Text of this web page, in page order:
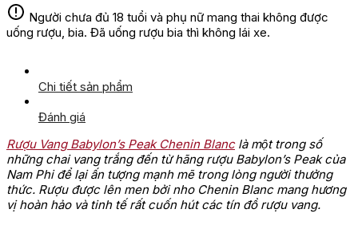
Người chưa đủ 18 tuổi và phụ nữ mang thai không được
uống rượu, bia. Đã uống rượu bia thì không lái xe.
Chi tiết sản phẩm
Đánh giá
Rượu Vang Babylon’s Peak Chenin Blanclà một trong số
những chai vang trắng đến từ hãng rượu Babylon’s Peak của
Nam Phi để lại ấn tượng mạnh mẽ trong lòng người thưởng
thức. Rượu được lên men bởi nho Chenin Blanc mang hương
vị hoàn hảo và tinh tế rất cuốn hút các tín đồ rượu vang.